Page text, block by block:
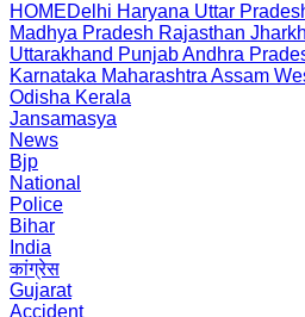
HOMEDelhi Haryana Uttar
Madhya Pradesh Rajasthan
Uttarakhand PunjabAndhra
Karnataka Maharashtra Assam
Odisha Kerala
Jansamasya
News
Bjp
National
Police
Bihar
India
कांग्रेस
Gujarat
Accident